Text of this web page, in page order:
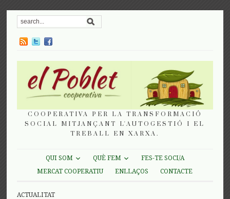
COOPERATIVA PER LA TRANSFORMACIÓ
SOCIAL MITJANÇANT L'AUTOGESTIÓ I EL
TREBALL EN XARXA.
QUI SOM QUÈ FEM
FES-TE SOCI/A
MERCAT COOPERATIU
ENLLAÇOS CONTACTE
ACTUALITAT